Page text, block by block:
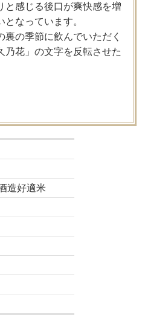
と感じる後口が爽快感を増
なっています。
の季節に飲んでいただく
乃花」の文字を反転させた
造好適米